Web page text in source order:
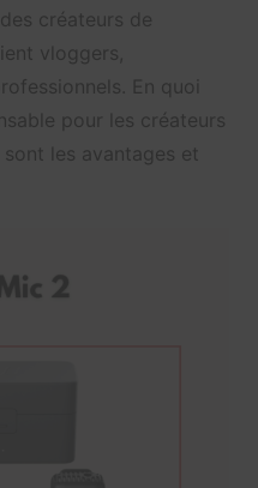
créateurs de
vloggers,
En quoi
pour les créateurs
les avantages et